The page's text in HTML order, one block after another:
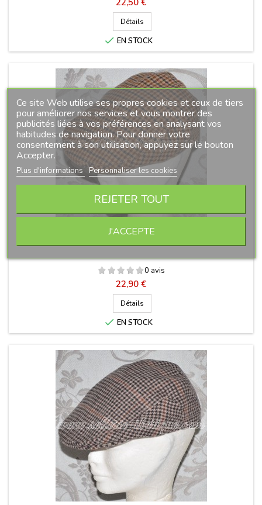
Détails
 EN STOCK
CASQUETTE CAMPERA HIVER 099
0 avis
Prix
22,90 €
Détails
 EN STOCK
Ce site Web utilise ses propres cookies et ceux de tiers
pour améliorer nos services et vous montrer des
publicités liées à vos préférences en analysant vos
habitudes de navigation. Pour donner votre
consentement à son utilisation, appuyez sur le bouton
Accepter.
Plus d'informations Personnaliser les cookies
REJETER TOUT
J'ACCEPTE